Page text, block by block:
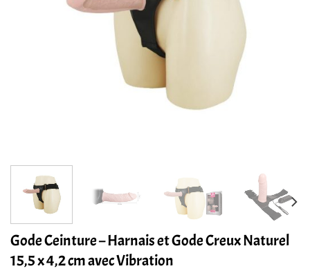
Gode Ceinture – Harnais et Gode Creux Naturel
15,5 x 4,2 cm avec Vibration